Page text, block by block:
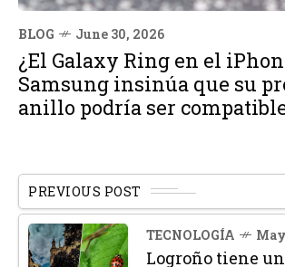
BLOG June 30, 2026
¿El Galaxy Ring en el
Samsung insinúa que su
anillo podría ser
PREVIOUS POST
TECNOLOGÍA
Logroño tiene